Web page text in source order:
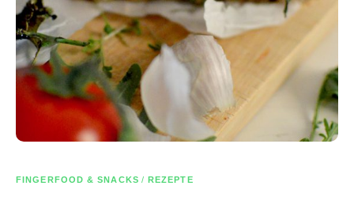
FINGERFOOD & SNACKS / REZEPTE